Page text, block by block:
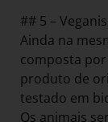
## 5 –
Ainda na
composta
produto de
testado em
Os animais